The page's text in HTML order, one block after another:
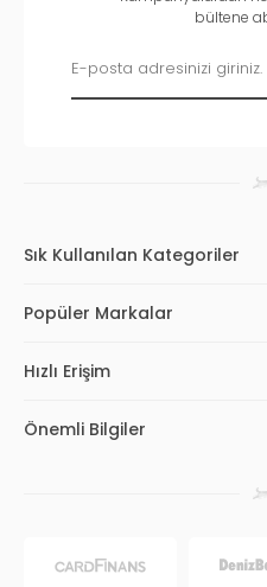
bültene
Sık Kullanılan Kategoriler
Popüler Markalar
Hızlı Erişim
Önemli Bilgiler